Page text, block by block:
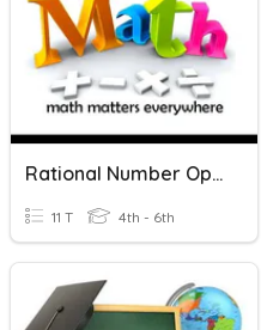
Rational Number Operations
11 T 4th - 6th